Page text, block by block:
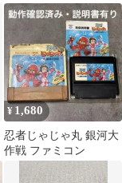
銀河大作戦など
¥ 1,680
忍者じゃじゃ丸 銀河大
作戦 ファミコン